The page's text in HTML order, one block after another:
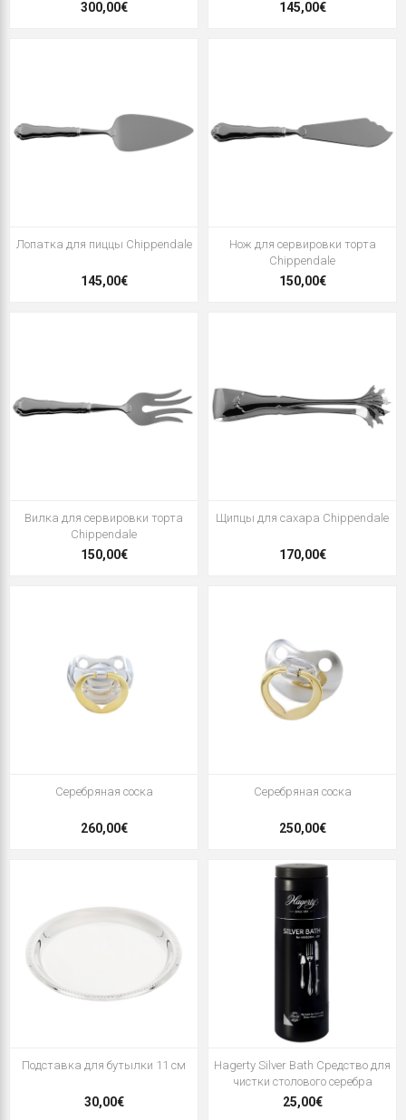
300,00€ 145,00€
Лопатка для пиццы Chippendale
145,00€
Нож для сервировки торта
Chippendale
150,00€
Вилка для сервировки торта
Chippendale
150,00€
Щипцы для сахара Chippendale
170,00€
Серебряная соска
260,00€
Серебряная соска
250,00€
Подставка для бутылки 11 см
30,00€
Hagerty Silver Bath Средство для
чистки столового серебра
25,00€